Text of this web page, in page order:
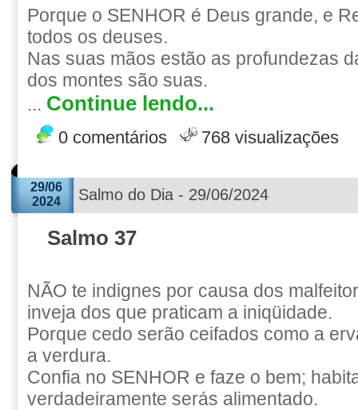
Porque o SENHOR é Deus grande, e
todos os deuses.
Nas suas mãos estão as profundezas
dos montes são suas.
... Continue lendo...
0 comentários 768 visualizações
29/06
2024
Salmo do Dia - 29/06/2024
Salmo 37
NÃO te indignes por causa dos
inveja dos que praticam a iniqüidade.
Porque cedo serão ceifados como a
a verdura.
Confia no SENHOR e faze o bem;
verdadeiramente serás alimentado.